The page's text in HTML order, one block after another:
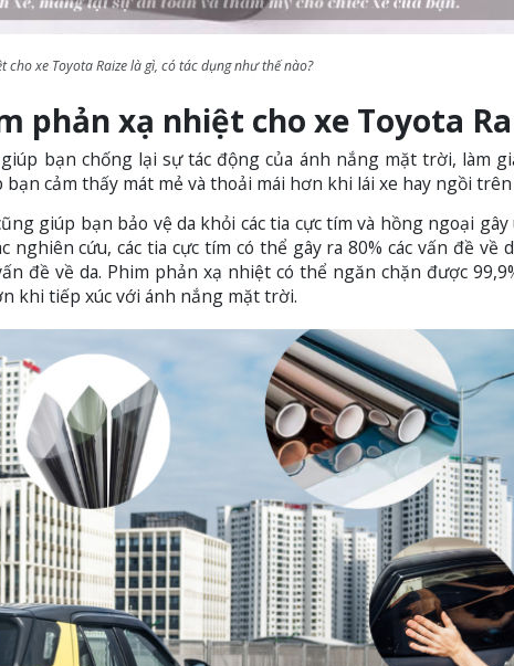
cho xe Toyota Raize là gì, có tác dụng như thế nào?
phản xạ nhiệt cho xe Toyota
giúp bạn chống lại sự tác động của ánh nắng mặt trời, làm
cảm thấy mát mẻ và thoải mái hơn khi lái xe hay ngồi trên
giúp bạn bảo vệ da khỏi các tia cực tím và hồng ngoại
nghiên cứu, các tia cực tím có thể gây ra 80% các vấn đề về
đề về da. Phim phản xạ nhiệt có thể ngăn chặn được
khi tiếp xúc với ánh nắng mặt trời.